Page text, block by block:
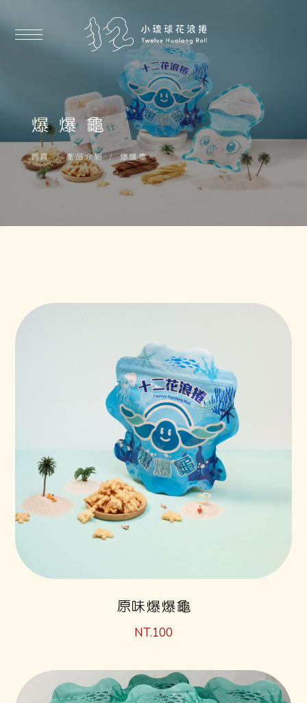
爆爆龜
首頁 產品介紹 爆爆龜
原味爆爆龜
NT.100